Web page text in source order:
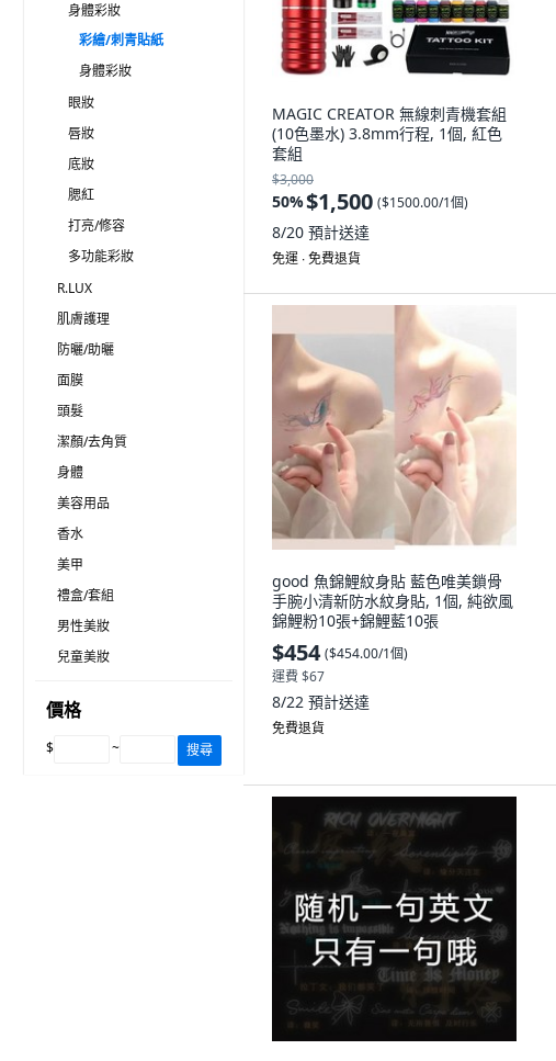
身體彩妝
彩繪/刺青貼紙
身體彩妝
眼妝
唇妝
底妝
腮紅
打亮/修容
多功能彩妝
R.LUX
肌膚護理
防曬/助曬
面膜
頭髮
潔顏/去角質
身體
美容用品
香水
美甲
禮盒/套組
男性美妝
兒童美妝
價格
$ ~ 搜尋
MAGIC CREATOR 無線刺青機套組
(10色墨水) 3.8mm行程, 1個, 紅色
套組
$3,000
50%$1,500 ($1500.00/1個)
8/20 預計送達
免運 ∙ 免費退貨
good 魚錦鯉紋身貼 藍色唯美鎖骨
手腕小清新防水紋身貼, 1個, 純欲風
錦鯉粉10張+錦鯉藍10張
$454 ($454.00/1個)
運費 $67
8/22 預計送達
免費退貨